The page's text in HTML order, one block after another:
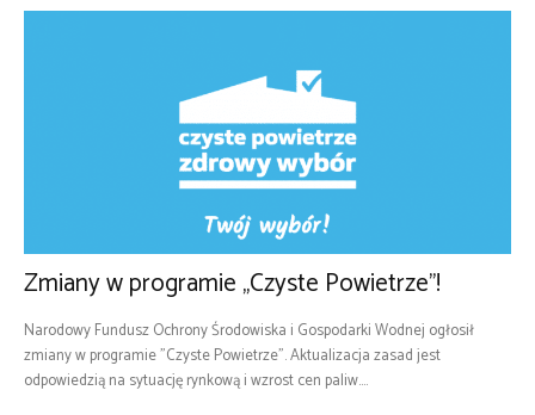
Zmiany w programie „Czyste Powietrze”!
Narodowy Fundusz Ochrony Środowiska i Gospodarki Wodnej ogłosił
zmiany w programie "Czyste Powietrze". Aktualizacja zasad jest
odpowiedzią na sytuację rynkową i wzrost cen paliw....